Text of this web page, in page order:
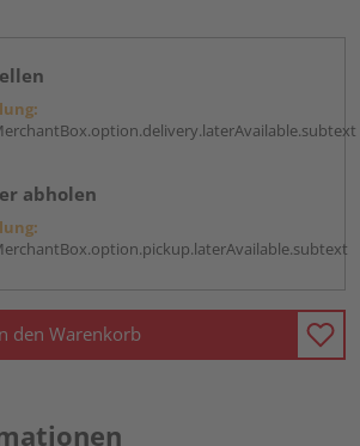
abholen
den Warenkorb